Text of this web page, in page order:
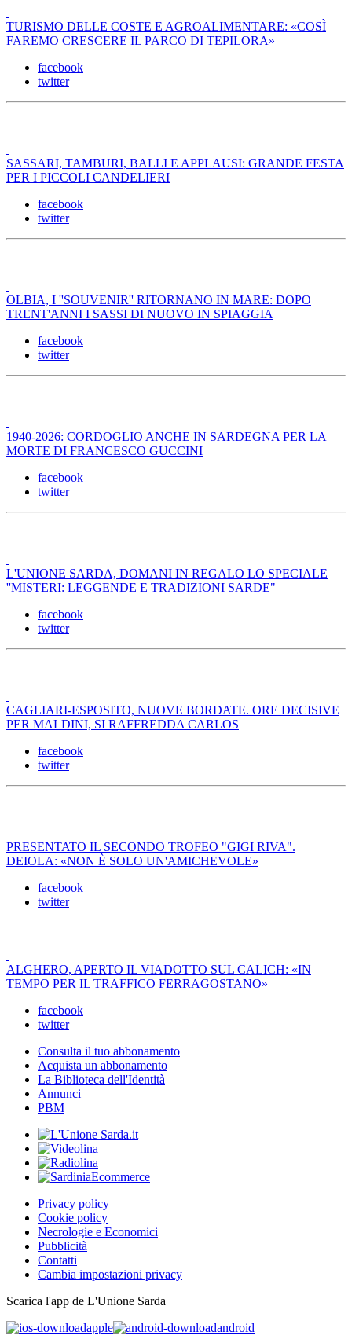
TURISMO DELLE COSTE E AGROALIMENTARE: «COSÌ
FAREMO CRESCERE IL PARCO DI TEPILORA»
facebook
twitter
SASSARI, TAMBURI, BALLI E APPLAUSI: GRANDE FESTA
PER I PICCOLI CANDELIERI
facebook
twitter
OLBIA, I ''SOUVENIR'' RITORNANO IN MARE: DOPO
TRENT'ANNI I SASSI DI NUOVO IN SPIAGGIA
facebook
twitter
1940-2026: CORDOGLIO ANCHE IN SARDEGNA PER LA
MORTE DI FRANCESCO GUCCINI
facebook
twitter
L'UNIONE SARDA, DOMANI IN REGALO LO SPECIALE
''MISTERI: LEGGENDE E TRADIZIONI SARDE"
facebook
twitter
CAGLIARI-ESPOSITO, NUOVE BORDATE. ORE DECISIVE
PER MALDINI, SI RAFFREDDA CARLOS
facebook
twitter
PRESENTATO IL SECONDO TROFEO "GIGI RIVA".
DEIOLA: «NON È SOLO UN'AMICHEVOLE»
facebook
twitter
ALGHERO, APERTO IL VIADOTTO SUL CALICH: «IN
TEMPO PER IL TRAFFICO FERRAGOSTANO»
facebook
twitter
Consulta il tuo abbonamento
Acquista un abbonamento
La Biblioteca dell'Identità
Annunci
PBM
Privacy policy
Cookie policy
Necrologie e Economici
Pubblicità
Contatti
Cambia impostazioni privacy
Scarica l'app de L'Unione Sarda
apple
android